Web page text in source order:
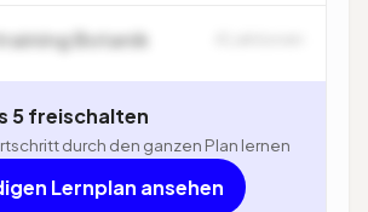
Botanik
5 freischalten
durch den ganzen Plan lernen
Lernplan ansehen